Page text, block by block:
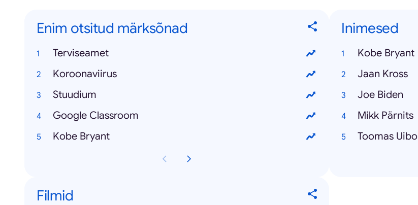
Enim otsitud märksõnad
Terviseamet
Koroonaviirus
Stuudium
Google Classroom
Kobe Bryant
Inimesed
Kobe Bryant
Jaan Kross
Joe Biden
Mikk Pärnits
Toomas Uibo
Filmid